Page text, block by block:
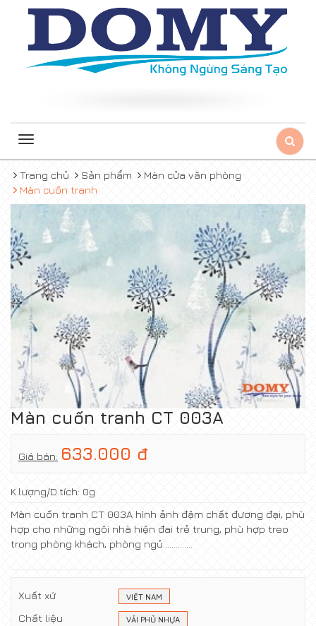
Toggle
Trang chủ
Sản phẩm
Màn cửa văn phòng
Màn cuốn tranh
Màn cuốn tranh CT 003A
Giá bán: 633.000 đ
K.lượng/D.tích: 0g
Màn cuốn tranh CT 003A hình ảnh đậm chất đương đại, phù
hợp cho những ngôi nhà hiện đai trẻ trung, phù hợp treo
trong phòng khách, phòng ngủ..............
Xuất xứ VIỆT NAM
Chất liệu VẢI PHỦ NHỰA